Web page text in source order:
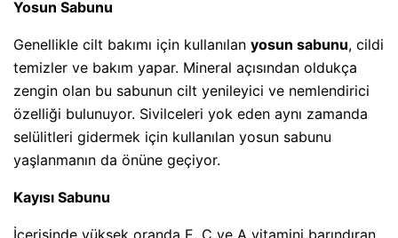
Yosun Sabunu
Genellikle cilt bakımı için kullanılan yosun sabunu, cildi
temizler ve bakım yapar. Mineral açısından oldukça
zengin olan bu sabunun cilt yenileyici ve nemlendirici
özelliği bulunuyor. Sivilceleri yok eden aynı zamanda
selülitleri gidermek için kullanılan yosun sabunu
yaşlanmanın da önüne geçiyor.
Kayısı Sabunu
İçerisinde yüksek oranda E, C ve A vitamini barındıran